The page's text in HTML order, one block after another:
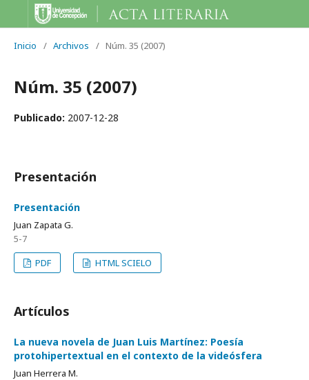
Inicio / Archivos / Núm. 35 (2007)
Núm. 35 (2007)
Publicado: 2007-12-28
Presentación
Presentación
Juan Zapata G.
5-7
PDF
HTML SCIELO
Artículos
La nueva novela de Juan Luis Martínez: Poesía
protohipertextual en el contexto de la videósfera
Juan Herrera M.